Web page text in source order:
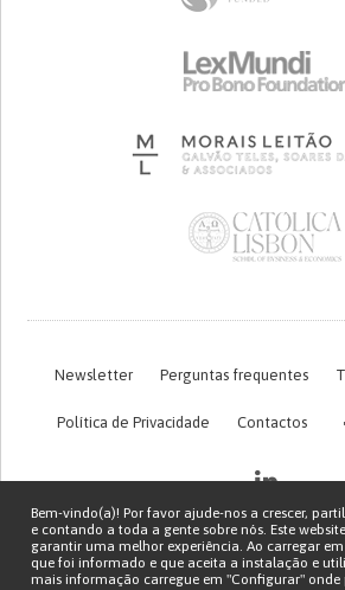
Newsletter Perguntas frequentes
Política de Privacidade Contactos
Bem-vindo(a)! Por favor ajude-nos a crescer,
e contando a toda a gente sobre nós. Este
garantir uma melhor experiência. Ao carregar
que foi informado e que aceita a instalação e
mais informação carregue em "Configurar"